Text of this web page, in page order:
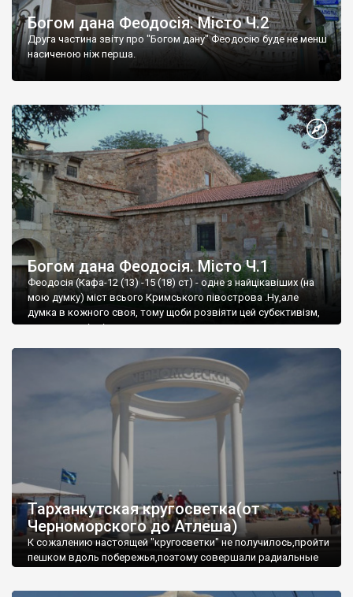
Богом дана Феодосія. Місто Ч.2
Друга частина звіту про "Богом дану" Феодосію буде не менш
насиченою ніж перша.
Богом дана Феодосія. Місто Ч.1
Феодосія (Кафа-12 (13) -15 (18) ст) - одне з найцікавіших (на
мою думку) міст всього Кримського півострова .Ну,але
думка в кожного своя, тому щоби розвіяти цей субєктивізм,
запрошую відвідати це
Тарханкутская кругосветка(от
Черноморского до Атлеша)
К сожалению настоящей "кругосветки" не получилось,пройти
пешком вдоль побережья,поэтому совершали радиальные